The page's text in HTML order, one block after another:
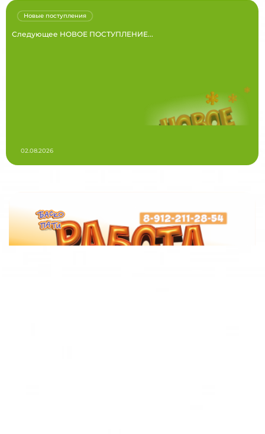
Следующее НОВОЕ ПОСТУПЛЕНИЕ...
Новые поступления
02.08.2026